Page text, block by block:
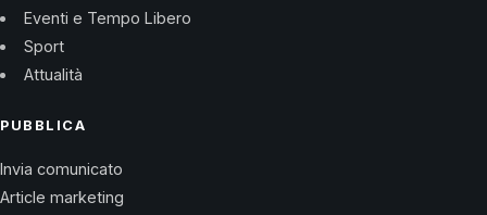
Eventi e Tempo Libero
Sport
Attualità
PUBBLICA
Invia comunicato
Article marketing